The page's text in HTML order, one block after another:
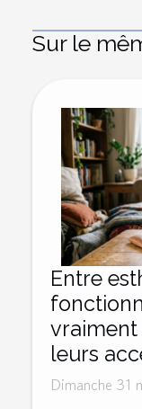
Sur le
Entre
vraiment
leurs
Dimanche 31